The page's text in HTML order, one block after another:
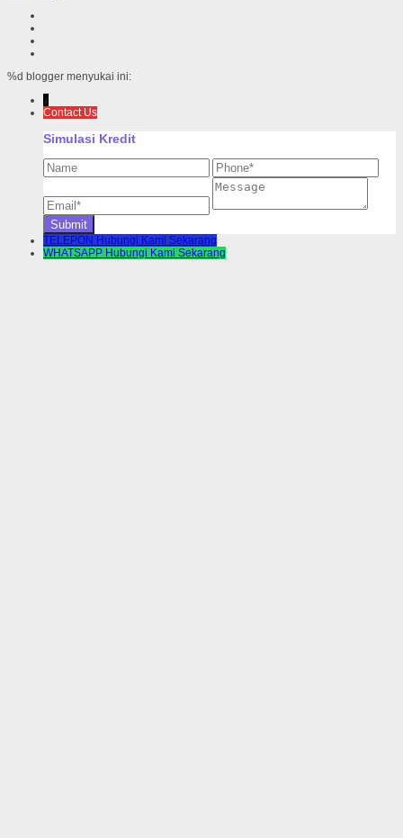
%d blogger menyukai ini:
↓
Contact Us
Simulasi Kredit
TELEPON Hubungi Kami Sekarang
WHATSAPP Hubungi Kami Sekarang